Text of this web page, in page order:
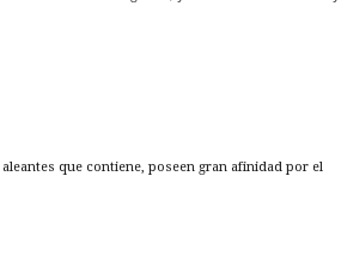
que contiene, poseen gran afinidad por el